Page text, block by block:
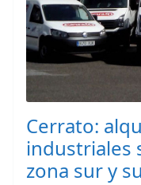
Cerrato:
industriales
zona sur y